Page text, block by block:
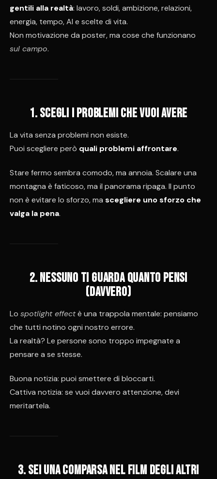
gentili alla realtà: lavoro, soldi, ambizione, relazioni,
energia, tempo, AI e scelte di vita.
Non motivazione da poster, ma cose che funzionano
sul campo.
1. Scegli i problemi che vuoi avere
La vita senza problemi non esiste.
Puoi scegliere però quali problemi affrontare.
Stare fermo sembra comodo, ma annoia. Scalare una
montagna è faticoso, ma il panorama ripaga. Il punto
non è evitare lo sforzo, ma scegliere uno sforzo che
valga la pena.
2. Nessuno ti guarda quanto pensi
(davvero)
Lo spotlight effectè una trappola mentale: pensiamo
che tutti notino ogni nostro errore.
La realtà? Le persone sono troppo impegnate a
pensare a se stesse.
Buona notizia: puoi smettere di bloccarti.
Cattiva notizia: se vuoi davvero attenzione, devi
meritartela.
3. Sei una comparsa nel film degli altri